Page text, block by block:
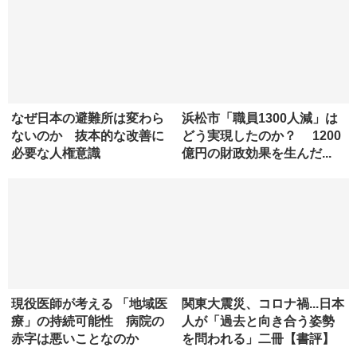
なぜ日本の避難所は変わら
ないのか 抜本的な改善に
必要な人権意識
浜松市「職員1300人減」は
どう実現したのか？ 1200
億円の財政効果を生んだ...
現役医師が考える 「地域医
療」の持続可能性 病院の
赤字は悪いことなのか
関東大震災、コロナ禍...日本
人が「過去と向き合う姿勢
を問われる」二冊【書評】